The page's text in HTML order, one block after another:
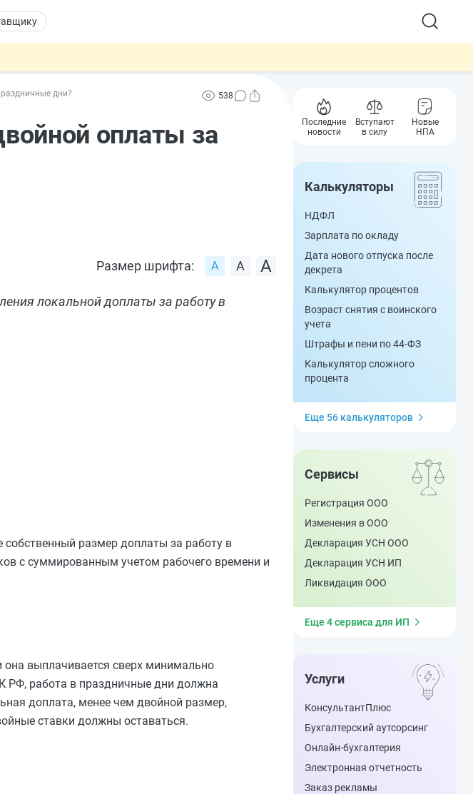
дни? 538
оплаты за
Размер шрифта:
локальной доплаты за работу в
размер доплаты за работу в
с суммированным учетом рабочего времени и
она выплачивается сверх минимально
РФ, работа в праздничные дни должна
доплата, менее чем двойной размер,
ставки должны оставаться.
Последние
новости
Вступают
в силу
Новые
НПА
Калькуляторы
НДФЛ
Зарплата по окладу
Дата нового отпуска после
декрета
Калькулятор процентов
Возраст снятия с воинского
учета
Штрафы и пени по 44-ФЗ
Калькулятор сложного
процента
Еще 56 калькуляторов
Сервисы
Регистрация ООО
Изменения в ООО
Декларация УСН ООО
Декларация УСН ИП
Ликвидация ООО
Еще 4 сервиса для ИП
Услуги
КонсультантПлюс
Бухгалтерский аутсорсинг
Онлайн-бухгалтерия
Электронная отчетность
Заказ рекламы